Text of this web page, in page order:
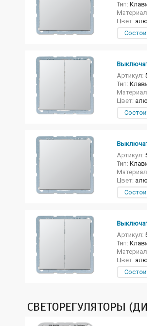
Тип:
Цвет:
Артикул:
Тип:
Цвет:
Артикул:
Тип:
Цвет:
Артикул:
Тип:
Цвет:
СВЕТОРЕГУЛЯТОРЫ